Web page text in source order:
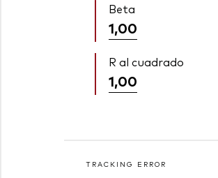
Beta
1,00
R al cuadrado
1,00
TRACKING ERROR